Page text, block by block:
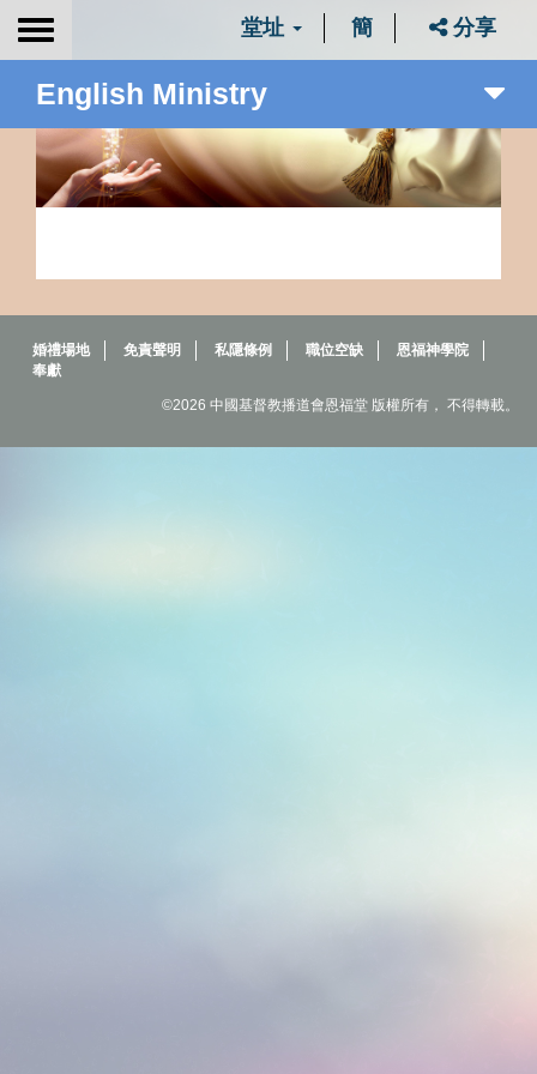
Toggle
堂址 簡 分享
English Ministry
婚禮場地 免責聲明 私隱條例 職位空缺
恩福神學院
奉獻
©2026 中國基督教播道會恩福堂 版權所有， 不得轉載。